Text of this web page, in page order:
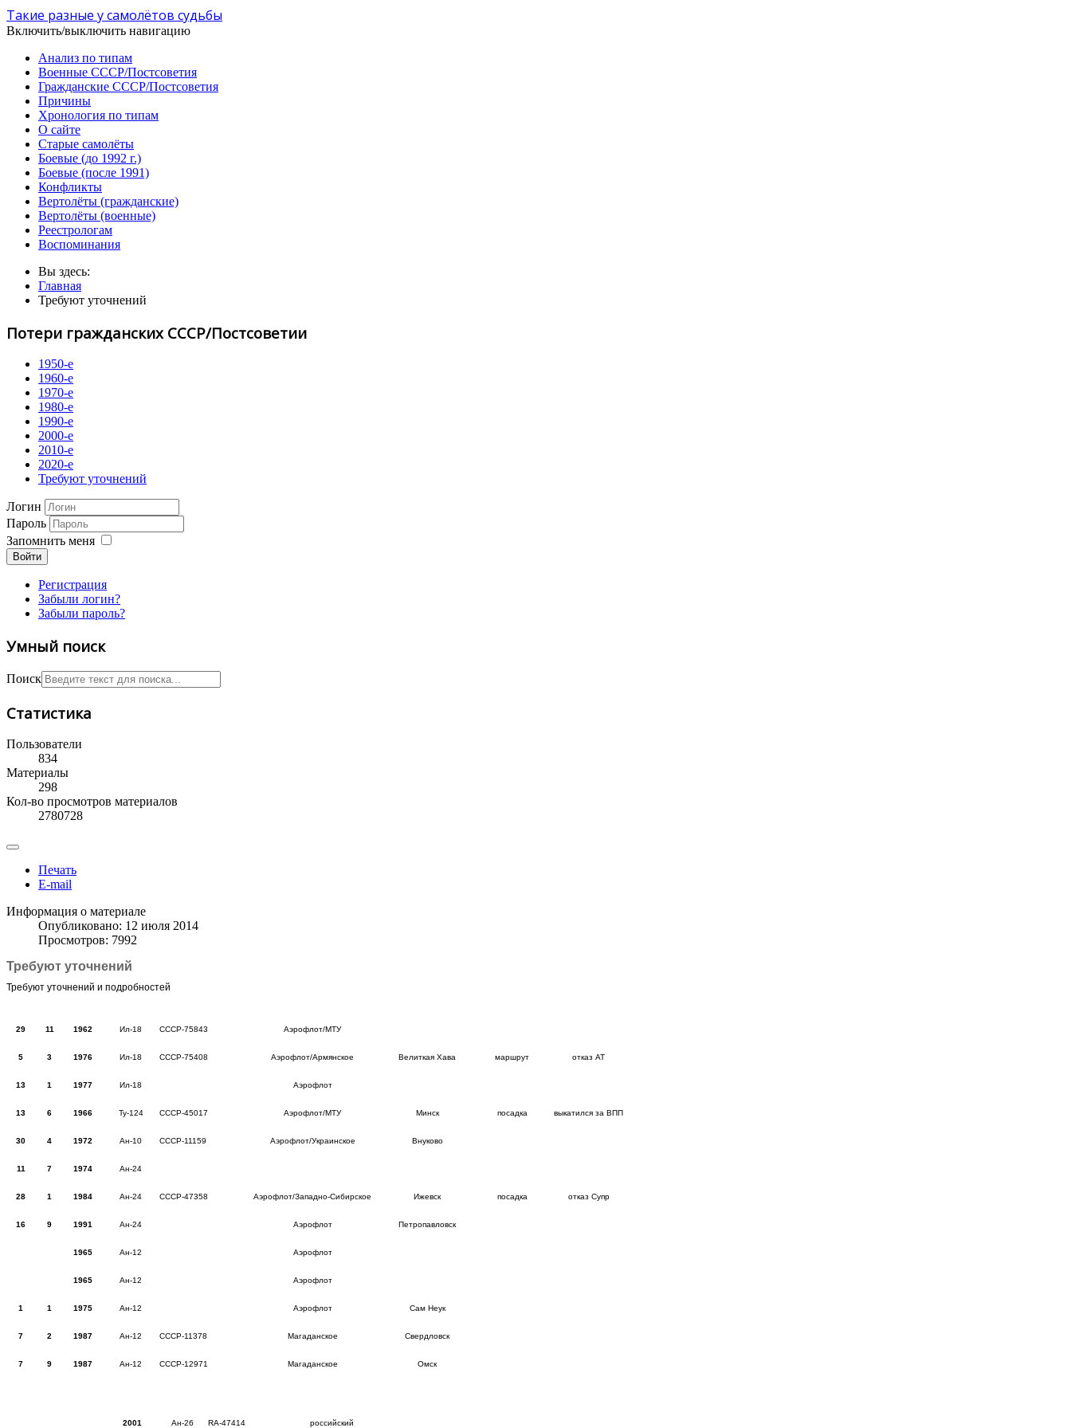
Такие разные у самолётов судьбы
Включить/выключить навигацию
Анализ по типам
Военные СССР/Постсоветия
Гражданские СССР/Постсоветия
Причины
Хронология по типам
О сайте
Старые самолёты
Боевые (до 1992 г.)
Боевые (после 1991)
Конфликты
Вертолёты (гражданские)
Вертолёты (военные)
Реестрологам
Воспоминания
Вы здесь:
Главная
Требуют уточнений
Потери гражданских СССР/Постсоветии
1950-е
1960-е
1970-е
1980-е
1990-е
2000-e
2010-е
2020-е
Требуют уточнений
Логин
Пароль
Запомнить меня
Войти
Регистрация
Забыли логин?
Забыли пароль?
Умный поиск
Поиск
Статистика
Пользователи
834
Материалы
298
Кол-во просмотров материалов
2780728
Печать
E-mail
Информация о материале
Опубликовано: 12 июля 2014
Просмотров: 7992
Требуют уточнений
Требуют уточнений и подробностей
29 11 1962 Ил-18 CCCP-75843 Аэрофлот/МТУ
5 3 1976 Ил-18 CCCP-75408 Аэрофлот/Армянское Велиткая Хава маршрут отказ АТ
13 1 1977 Ил-18 Аэрофлот
13 6 1966 Ту-124 СССР-45017 Аэрофлот/МТУ Минск посадка выкатился за ВПП
30 4 1972 Ан-10 СССР-11159 Аэрофлот/Украинское Внуково
11 7 1974 Ан-24
28 1 1984 Ан-24 СССР-47358 Аэрофлот/Западно-Сибирское Ижевск посадка отказ Супр
16 9 1991 Ан-24 Аэрофлот Петропавловск
1965 Ан-12 Аэрофлот
1965 Ан-12 Аэрофлот
1 1 1975 Ан-12 Аэрофлот Сам Неук
7 2 1987 Ан-12 CCCP-11378 Магаданское Свердловск
7 9 1987 Ан-12 CCCP-12971 Магаданское Омск
2001 Ан-26 RA-47414 российский